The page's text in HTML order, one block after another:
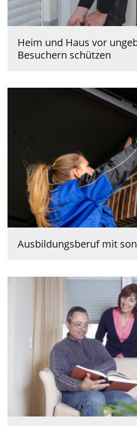
Heim und Haus vor
Besuchern schützen
Ausbildungsberuf mit